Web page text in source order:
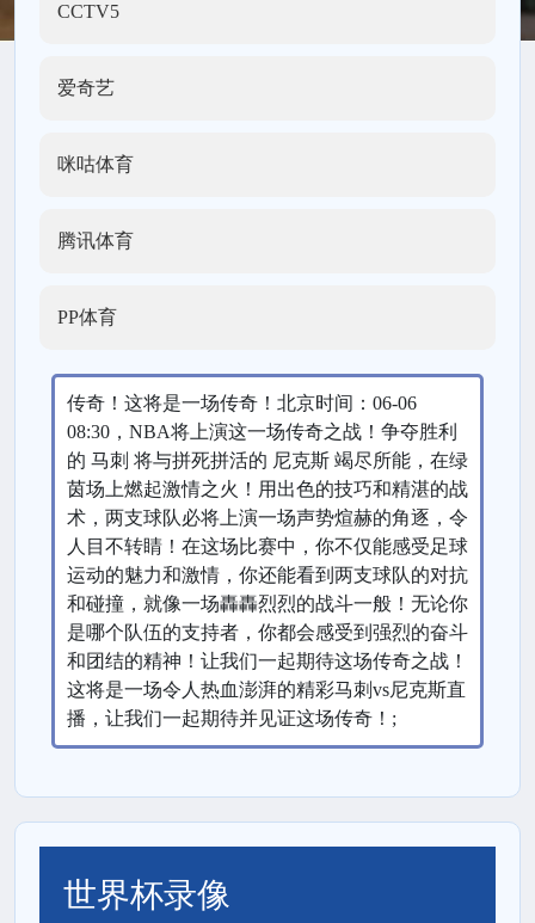
CCTV5
爱奇艺
咪咕体育
腾讯体育
PP体育
传奇！这将是一场传奇！北京时间：06-06
08:30，NBA将上演这一场传奇之战！争夺胜利
的 马刺 将与拼死拼活的 尼克斯 竭尽所能，在绿
茵场上燃起激情之火！用出色的技巧和精湛的战
术，两支球队必将上演一场声势煊赫的角逐，令
人目不转睛！在这场比赛中，你不仅能感受足球
运动的魅力和激情，你还能看到两支球队的对抗
和碰撞，就像一场轟轟烈烈的战斗一般！无论你
是哪个队伍的支持者，你都会感受到强烈的奋斗
和团结的精神！让我们一起期待这场传奇之战！
这将是一场令人热血澎湃的精彩马刺vs尼克斯直
播，让我们一起期待并见证这场传奇！;
世界杯录像